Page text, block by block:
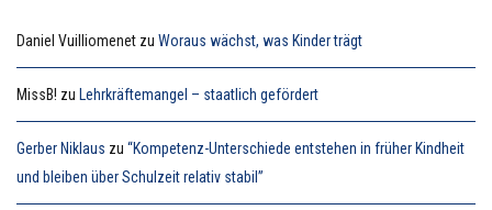
Daniel Vuilliomenet zu Woraus wächst, was Kinder trägt
MissB! zu Lehrkräftemangel – staatlich gefördert
Gerber Niklaus zu “Kompetenz-Unterschiede entstehen in früher Kindheit
und bleiben über Schulzeit relativ stabil”